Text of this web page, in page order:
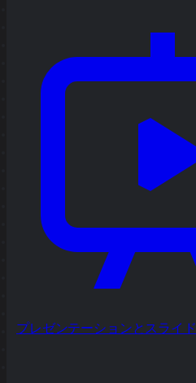
プレゼンテーションとスライド